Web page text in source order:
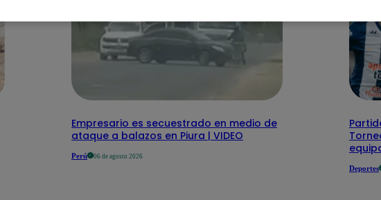
Empresario es secuestrado en medio de
ataque a balazos en Piura | VIDEO
Perú 06 de agosto 2026
Deportes